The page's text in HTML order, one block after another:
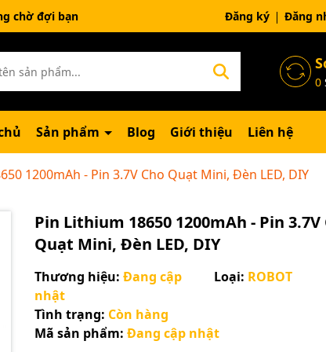
Đăng ký Đăng
0
Sản phẩm Blog Giới thiệu Liên hệ
1200mAh - Pin 3.7V Cho Quạt Mini, Đèn LED, DIY
Pin Lithium 18650 1200mAh - Pin 3.7V
Quạt Mini, Đèn LED, DIY
Thương hiệu: Đang cập
nhật
Loại: ROBOT
Tình trạng: Còn hàng
Mã sản phẩm: Đang cập nhật